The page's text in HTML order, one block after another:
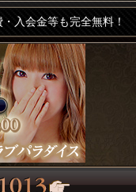
会金等も完全無料！